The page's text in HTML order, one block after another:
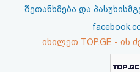
შეთანხმება
შეთანხმება და
იხილეთ TOP.GE - ის